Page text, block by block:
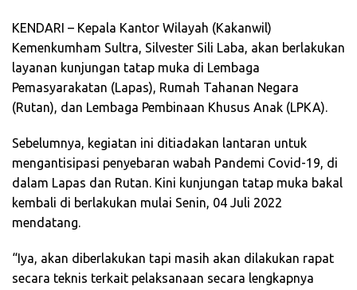
KENDARI – Kepala Kantor Wilayah (Kakanwil)
Kemenkumham Sultra, Silvester Sili Laba, akan berlakukan
layanan kunjungan tatap muka di Lembaga
Pemasyarakatan (Lapas), Rumah Tahanan Negara
(Rutan), dan Lembaga Pembinaan Khusus Anak (LPKA).
Sebelumnya, kegiatan ini ditiadakan lantaran untuk
mengantisipasi penyebaran wabah Pandemi Covid-19, di
dalam Lapas dan Rutan. Kini kunjungan tatap muka bakal
kembali di berlakukan mulai Senin, 04 Juli 2022
mendatang.
“Iya, akan diberlakukan tapi masih akan dilakukan rapat
secara teknis terkait pelaksanaan secara lengkapnya